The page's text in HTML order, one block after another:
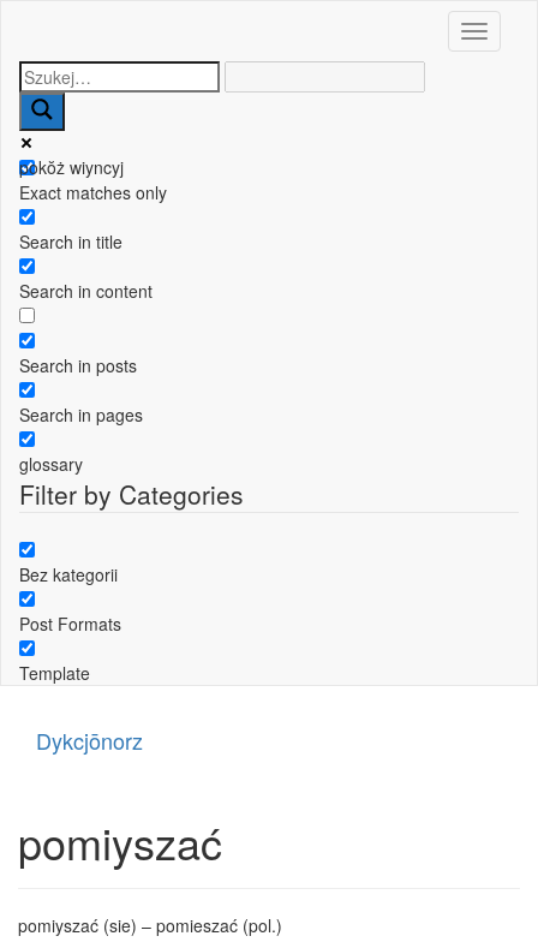
Toggle
pokŏż wiyncyj
Exact matches only
Search in title
Search in content
Search in posts
Search in pages
glossary
Filter by Categories
Bez kategorii
Post Formats
Template
Dykcjōnorz
pomiyszać
pomiyszać (sie) – pomieszać (pol.)